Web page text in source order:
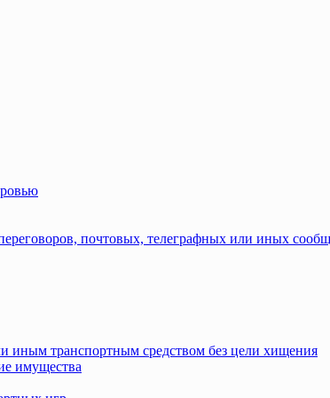
почтовых, телеграфных или иных
иным транспортным средством без цели хищения
имущества